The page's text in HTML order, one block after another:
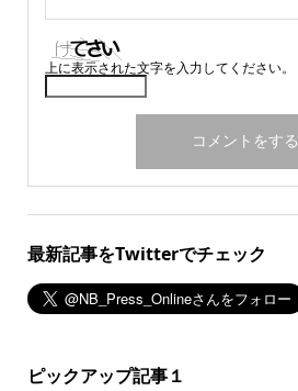
上に表示された文字を入力してください。
最新記事をTwitterでチェック
ピックアップ記事１